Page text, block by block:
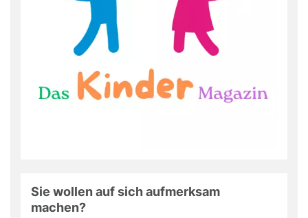
Sie wollen auf sich aufmerksam
machen?